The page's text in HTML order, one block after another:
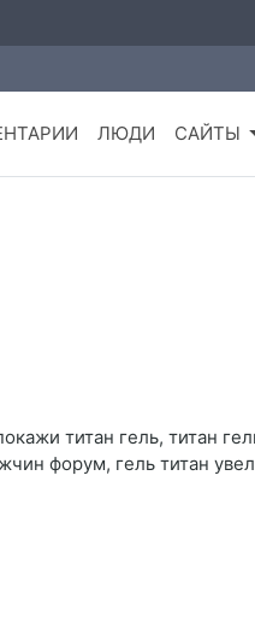
ЛЮДИ САЙТЫ
титан гель, титан
форум, гель титан